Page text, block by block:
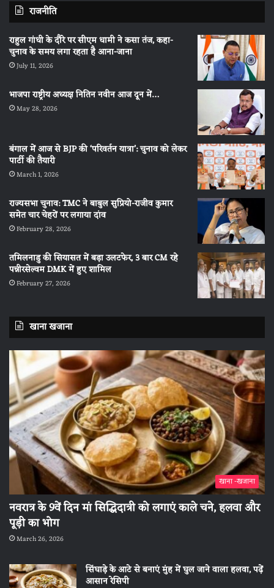
राजनीति
राहुल गांधी के दौरे पर सीएम धामी ने कसा तंज, कहा-
चुनाव के समय लगा रहता है आना-जाना
July 11, 2026
भाजपा राष्ट्रीय अध्यक्ष नितिन नवीन आज दून में…
May 28, 2026
बंगाल में आज से BJP की ‘परिवर्तन यात्रा’: चुनाव को लेकर
पार्टी की तैयारी
March 1, 2026
राज्यसभा चुनाव: TMC ने बाबुल सुप्रियो-राजीव कुमार
समेत चार चेहरों पर लगाया दांव
February 28, 2026
तमिलनाडु की सियासत में बड़ा उलटफेर, 3 बार CM रहे
पन्नीरसेल्वम DMK में हुए शामिल
February 27, 2026
खाना खजाना
खाना -खजाना
नवरात्र के 9वें दिन मां सिद्धिदात्री को लगाएं काले चने, हलवा और
पूड़ी का भोग
March 26, 2026
सिंघाड़े के आटे से बनाएं मुंह में घुल जाने वाला हलवा, पढ़ें
आसान रेसिपी